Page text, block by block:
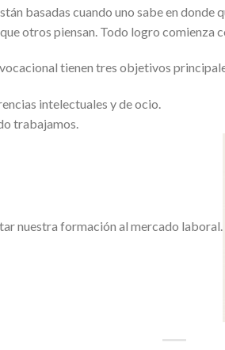
basadas cuando uno sabe en
otros piensan. Todo logro comienza
tienen tres objetivos
intelectuales y de ocio.
trabajamos.
nuestra formación al mercado laboral.